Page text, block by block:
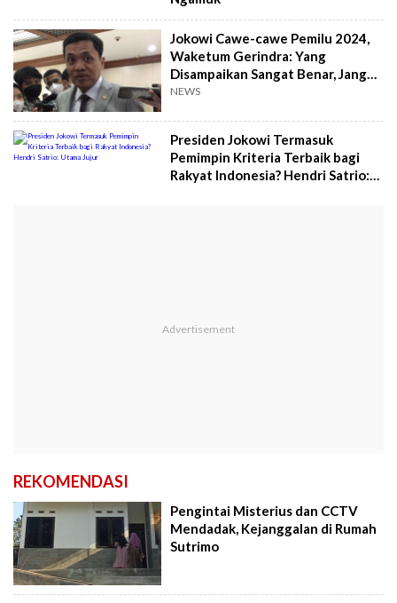
Jokowi Cawe-cawe Pemilu 2024,
Waketum Gerindra: Yang
Disampaikan Sangat Benar, Jangan
Dianggap Salah
NEWS
Presiden Jokowi Termasuk
Pemimpin Kriteria Terbaik bagi
Rakyat Indonesia? Hendri Satrio:
REKOMENDASI
Pengintai Misterius dan CCTV
Mendadak, Kejanggalan di Rumah
Sutrimo